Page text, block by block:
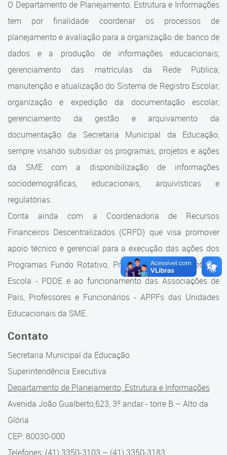
Cadastramento Escolar
Portal ICS Instituto Curitiba de
Portal Aprendere
Portal do Servidor
Estrutura da Secretaria
Superintendência Executiva
Superintendência Executiva
Departamento de Logística
Gerência de Almoxarifado
Gerência de Aquisição e
Gestão Contratual de
Serviços
Gerência de Contratos
Gerência de Limpeza e
Gerência de Segurança
Gerência de Transporte
Escolar e Frota SME
Gerência de Transporte para
Gerência de Informação e
Tecnologia
Coordenadoria de
Alimentação Escolar
Fale Conosco
O Departamento de Planejamento, Estrutura e Informações
tem por finalidade coordenar os processos de
planejamento e avaliação para a organização de: banco de
dados e a produção de informações educacionais;
gerenciamento das matrículas da Rede Pública;
manutenção e atualização do Sistema de Registro Escolar;
organização e expedição da documentação escolar;
gerenciamento da gestão e arquivamento da
documentação da Secretaria Municipal da Educação,
sempre visando subsidiar os programas, projetos e ações
da SME com a disponibilização de informações
sociodemográficas, educacionais, arquivísticas e
regulatórias.
Conta ainda com a Coordenadoria de Recursos
Financeiros Descentralizados (CRFD) que visa promover
apoio técnico e gerencial para a execução das ações dos
Programas Fundo Rotativo, Programa Dinheiro Direto na
Escola - PDDE e ao funcionamento das Associações de
Pais, Professores e Funcionários - APPFs das Unidades
Educacionais da SME.
Contato
Secretaria Municipal da Educação
Superintendência Executiva
Departamento de Planejamento, Estrutura e Informações
Avenida João Gualberto,623, 3º andar - torre B – Alto da
Glória
CEP: 80030-000
Telefones: (41) 3350-3103 – (41) 3350-3183